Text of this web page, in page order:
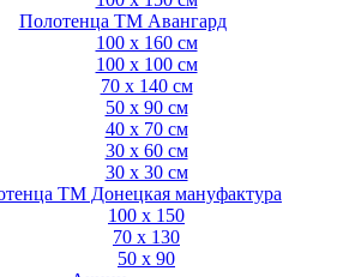
Полотенца ТМ Авангард
100 х 160 см
100 х 100 см
70 х 140 см
50 х 90 см
40 х 70 см
30 х 60 см
30 х 30 см
ТМ Донецкая мануфактура
100 х 150
70 х 130
50 х 90